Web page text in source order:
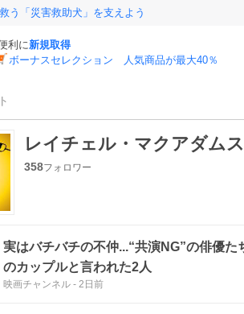
う「災害救助犬」を支えよう
利に新規取得
ボーナスセレクション 人気商品が最大40％
レイチェル・マクアダムス
358フォロワー
実はバチバチの不仲...“共演NG”の俳優
のカップルと言われた2人
映画チャンネル - 2日前